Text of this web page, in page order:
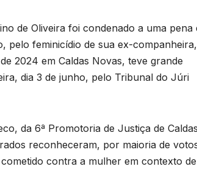
de Oliveira foi condenado a uma pena
pelo feminicídio de sua ex-companheira,
2024 em Caldas Novas, teve grande
dia 3 de junho, pelo Tribunal do Júri
da 6ª Promotoria de Justiça de
reconheceram, por maioria de
contra a mulher em contexto de